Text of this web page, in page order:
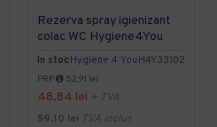
In stoc Hygiene 4 You H4Y33102
Rezerva spray igienizant
colac WC Hygiene4You
PRP 52,91 lei
48,84 lei + TVA
59,10 lei TVA inclus